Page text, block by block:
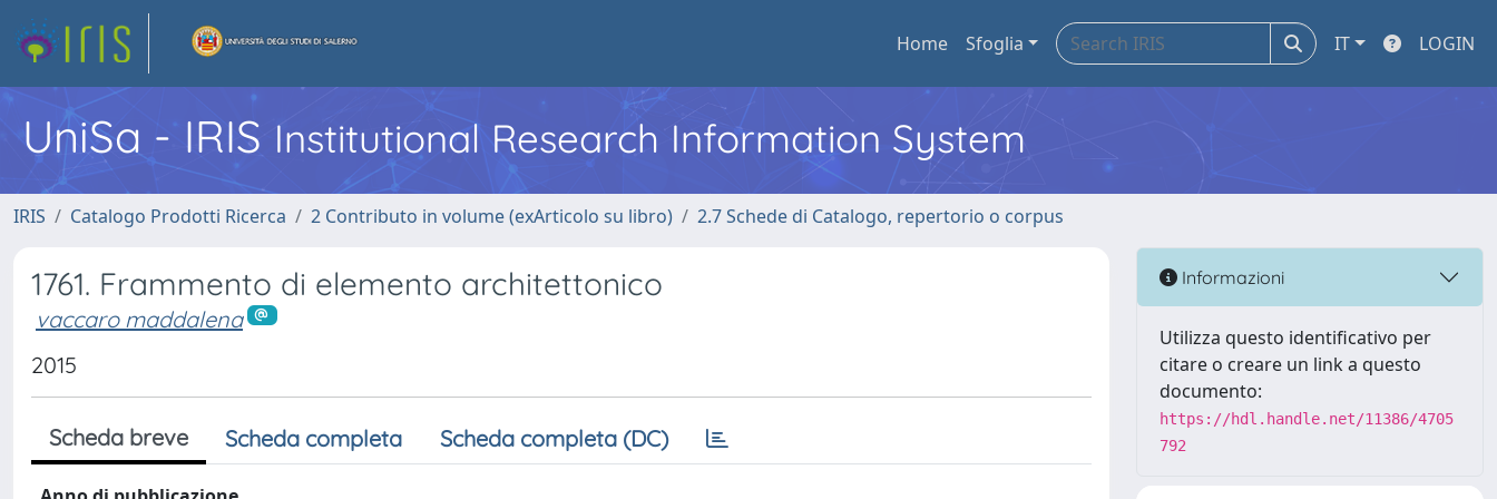
Home Sfoglia IT LOGIN
UniSa - IRIS Institutional Research Information System
IRIS Catalogo Prodotti Ricerca 2 Contributo in volume (exArticolo su libro) 2.7 Schede di Catalogo, repertorio o corpus
1761. Frammento di elemento architettonico
vaccaro maddalena
2015
Scheda breve Scheda completa Scheda completa (DC)
Informazioni
Utilizza questo identificativo per
citare o creare un link a questo
documento:
https://hdl.handle.net/11386/4705
792